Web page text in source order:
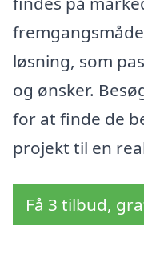
løsning, som
og ønsker.
for at finde de
projekt til en
Få 3 tilbud,